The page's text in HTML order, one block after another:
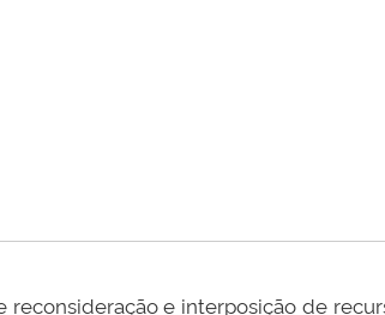
e interposição de